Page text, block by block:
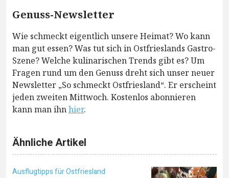
Genuss-Newsletter
Wie schmeckt eigentlich unsere Heimat? Wo kann
man gut essen? Was tut sich in Ostfrieslands Gastro-
Szene? Welche kulinarischen Trends gibt es? Um
Fragen rund um den Genuss dreht sich unser neuer
Newsletter „So schmeckt Ostfriesland“. Er erscheint
jeden zweiten Mittwoch. Kostenlos abonnieren
kann man ihnhier.
Ähnliche Artikel
Ausflugtipps für Ostfriesland